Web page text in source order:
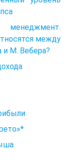
менеджмент.
между
и М. Вебера?